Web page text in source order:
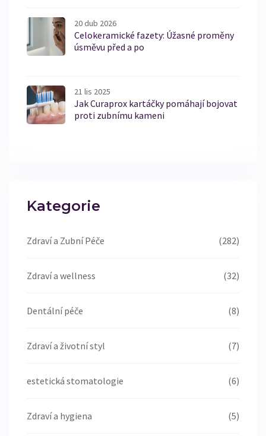
20 dub 2026
Celokeramické fazety: Úžasné proměny
úsměvu před a po
21 lis 2025
Jak Curaprox kartáčky pomáhají bojovat
proti zubnímu kameni
Kategorie
Zdraví a Zubní Péče (282)
Zdraví a wellness (32)
Dentální péče (8)
Zdraví a životní styl (7)
estetická stomatologie (6)
Zdraví a hygiena (5)